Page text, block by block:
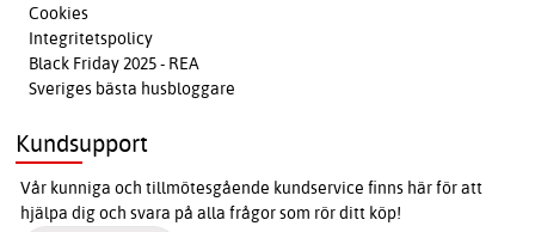
Cookies
Integritetspolicy
Black Friday 2025 - REA
Sveriges bästa husbloggare
Kundsupport
Vår kunniga och tillmötesgående kundservice finns här för att
hjälpa dig och svara på alla frågor som rör ditt köp!